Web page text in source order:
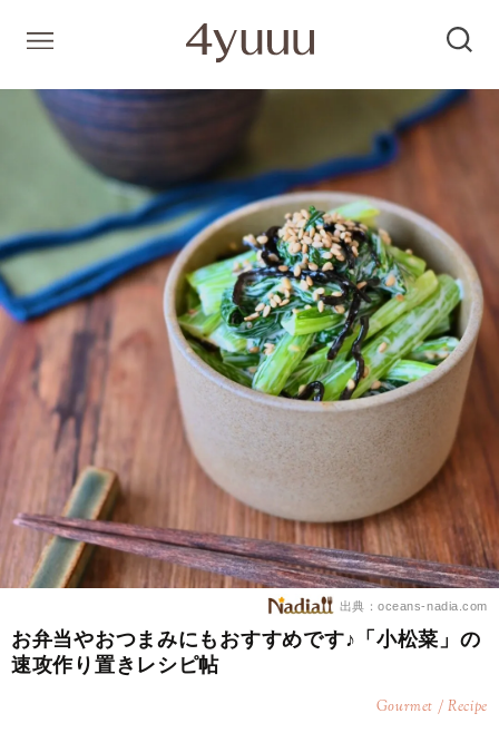
出典：oceans-nadia.com
お弁当やおつまみにもおすすめです♪「小松菜」の
速攻作り置きレシピ帖
Gourmet / Recipe